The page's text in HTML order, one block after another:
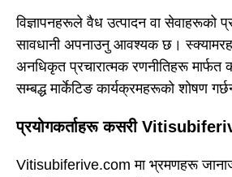
विज्ञापनहरूले वैध उत्पादन वा सेवाहरूको
सावधानी अपनाउनु आवश्यक छ।
अनधिकृत प्रचारात्मक रणनीतिहरू मार्फत
सम्बद्ध मार्केटिङ कार्यक्रमहरूको शोषण
प्रयोगकर्ताहरू कसरी
Vitisubiferive.com मा भ्रमणहरू